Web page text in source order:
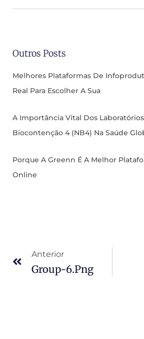
Outros Posts
Melhores Plataformas De
Real Para Escolher A Sua
A Importância Vital Dos
Biocontenção 4 (NB4) Na Saúde
Porque A Greenn É A Melhor
Online
Anterior
Group-6.png